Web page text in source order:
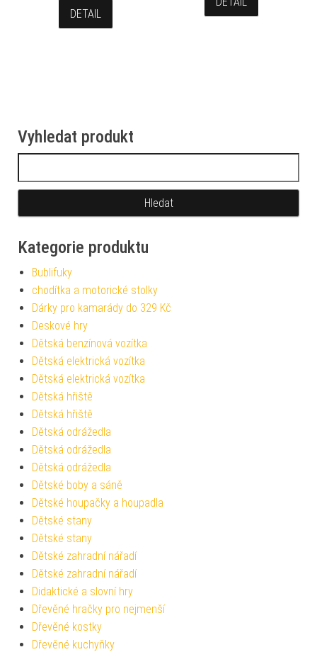
DETAIL
Vyhledat produkt
Kategorie produktu
Bublifuky
chodítka a motorické stolky
Dárky pro kamarády do 329 Kč
Deskové hry
Dětská benzínová vozítka
Dětská elektrická vozítka
Dětská elektrická vozítka
Dětská hřiště
Dětská hřiště
Dětská odrážedla
Dětská odrážedla
Dětská odrážedla
Dětské boby a sáně
Dětské houpačky a houpadla
Dětské stany
Dětské stany
Dětské zahradní nářadí
Dětské zahradní nářadí
Didaktické a slovní hry
Dřevěné hračky pro nejmenší
Dřevěné kostky
Dřevěné kuchyňky